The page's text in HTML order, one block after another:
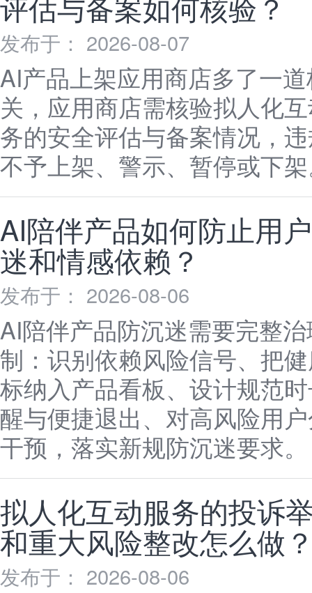
发布于： 2026-08-07
AI产品上架应用商店多了一
关，应用商店需核验拟人化
务的安全评估与备案情况，
不予上架、警示、暂停或下
AI陪伴产品如何防止用
迷和情感依赖？
发布于： 2026-08-06
AI陪伴产品防沉迷需要完整
制：识别依赖风险信号、把
标纳入产品看板、设计规范
醒与便捷退出、对高风险用
干预，落实新规防沉迷要求。
拟人化互动服务的投诉
和重大风险整改怎么做
发布于： 2026-08-06